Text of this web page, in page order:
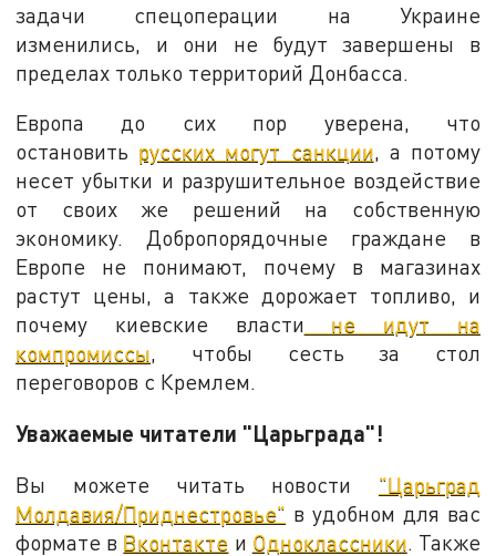
задачи спецоперации на Украине
изменились, и они не будут завершены в
пределах только территорий Донбасса.
Европа до сих пор уверена, что
остановить русских могут санкции, а потому
несет убытки и разрушительное воздействие
от своих же решений на собственную
экономику. Добропорядочные граждане в
Европе не понимают, почему в магазинах
растут цены, а также дорожает топливо, и
почему киевские власти не идут на
компромиссы, чтобы сесть за стол
переговоров с Кремлем.
Уважаемые читатели "Царьграда"!
Вы можете читать новости "Царьград
Молдавия/Приднестровье" в удобном для вас
формате в Вконтакте и Одноклассники. Также